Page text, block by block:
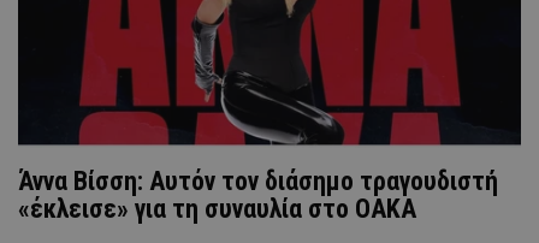
Άννα Βίσση: Αυτόν τον διάσημο τραγουδιστή
«έκλεισε» για τη συναυλία στο ΟΑΚΑ